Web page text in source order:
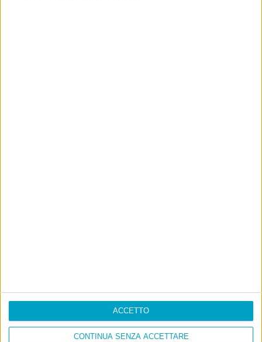
CONTINUA SENZA ACCETTARE
ACCETTO